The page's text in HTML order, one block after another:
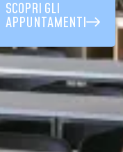
SCOPRI GLI
APPUNTAMENTI